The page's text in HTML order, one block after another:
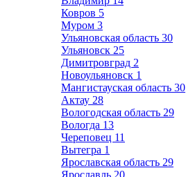
Ковров 5
Муром 3
Ульяновская область 30
Ульяновск 25
Димитровград 2
Новоульяновск 1
Мангистауская область 30
Актау 28
Вологодская область 29
Вологда 13
Череповец 11
Вытегра 1
Ярославская область 29
Ярославль 20